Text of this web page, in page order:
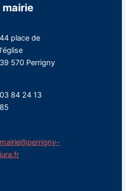
44 place de
l'église
39 570 Perrigny
03 84 24 13
85
mairie@perrigny-
jura.fr